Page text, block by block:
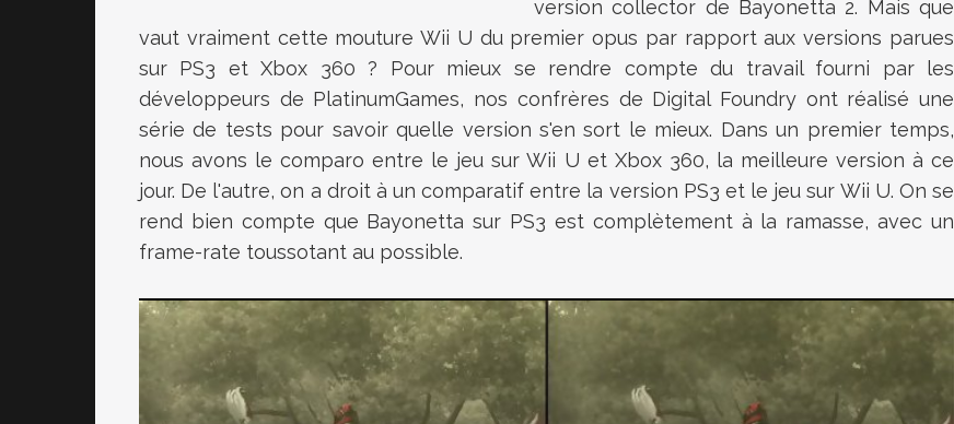
version collector de Bayonetta 2. Mais que
vaut vraiment cette mouture Wii U du premier opus par rapport aux versions parues
sur PS3 et Xbox 360 ? Pour mieux se rendre compte du travail fourni par les
développeurs de PlatinumGames, nos confrères de Digital Foundry ont réalisé une
série de tests pour savoir quelle version s'en sort le mieux. Dans un premier temps,
nous avons le comparo entre le jeu sur Wii U et Xbox 360, la meilleure version à ce
jour. De l'autre, on a droit à un comparatif entre la version PS3 et le jeu sur Wii U. On se
rend bien compte que Bayonetta sur PS3 est complètement à la ramasse, avec un
frame-rate toussotant au possible.